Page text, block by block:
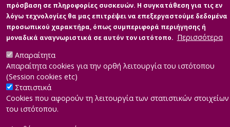
Developed byINTEROPTICS Powered byReasonableGraph.org
πρόσβαση σε πληροφορίες συσκευών. Η συγκατάθεση για τις εν
λόγω τεχνολογίες θα μας επιτρέψει να επεξεργαστούμε δεδομένα
προσωπικού χαρακτήρα, όπως συμπεριφορά περιήγησης ή
μοναδικά αναγνωριστικά σε αυτόν τον ιστότοπο. Περισσότερα
Απαραίτητα
Απαραίτητα cookies για την ορθή λειτουργία του ιστότοπου
(Session cookies etc)
Στατιστικά
Cookies που αφορούν τη λειτουργία των στατιστικών στοιχείων
του ιστότοπου.